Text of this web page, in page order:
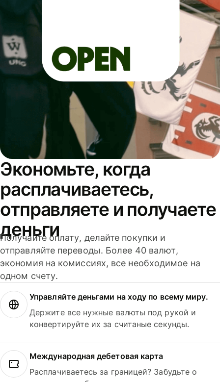
Экономьте, когда
расплачиваетесь,
отправляете и получаете
деньги
Получайте оплату, делайте покупки и
отправляйте переводы. Более 40 валют,
экономия на комиссиях, все необходимое на
одном счету.
Управляйте деньгами на ходу по всему миру.
Держите все нужные валюты под рукой и
конвертируйте их за считаные секунды.
Международная дебетовая карта
Расплачиваетесь за границей? Забудьте о